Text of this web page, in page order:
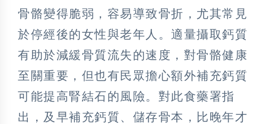
骨骼變得脆弱，容易導致骨折，尤其常見
於停經後的女性與老年人。適量攝取鈣質
有助於減緩骨質流失的速度，對骨骼健康
至關重要，但也有民眾擔心額外補充鈣質
可能提高腎結石的風險。對此食藥署指
出，及早補充鈣質、儲存骨本，比晚年才